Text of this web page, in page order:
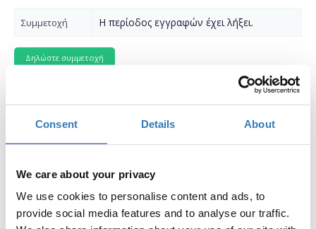
Consent Details About
We care about your privacy
We use cookies to personalise content and ads, to
provide social media features and to analyse our traffic.
Συμμετοχή Η περίοδος εγγραφών έχει λήξει.
Δωρεάν On Line σεμινάριο.
επιθυμούν να εμβαθύνουν στις δυνατότητες του
PowerPoint πέραν των βασικών λειτουργιών και να
μάθουν πως μπορούν να φτιάχνουν σύνθετες